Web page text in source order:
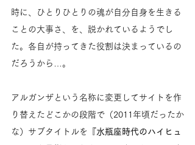
時に、ひとりひとりの魂が自分自身を生きる
ことの大事さ、を、説かれているようでし
た。各自が持ってきた役割は決まっているの
だろうから…。
アルガンザという名称に変更してサイトを作
り替えたどこかの段階で（2011年頃だったか
な）サブタイトルを 『水瓶座時代のハイヒュ